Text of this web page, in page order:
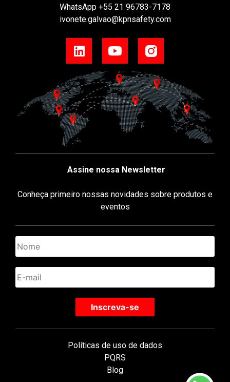
WhatsApp +55 21 96783-7178
ivonete.galvao@kpnsafety.com
Assine nossa Newsletter
Conheça primeiro nossas novidades sobre produtos e
eventos
Políticas de uso de dados
PQRS
Blog